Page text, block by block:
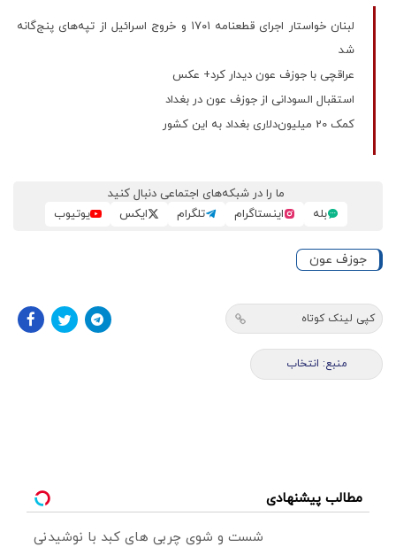
لبنان خواستار اجرای قطعنامه ۱۷۰۱ و خروج اسرائیل از تپه‌های پنج‌گانه
شد
عراقچی با جوزف عون دیدار کرد+ عکس
استقبال السودانی از جوزف عون در بغداد
کمک 20 میلیون‌دلاری بغداد به این کشور
ما را در شبکه‌های اجتماعی دنبال کنید
بله
اینستاگرام تلگرام ایکس یوتیوب
جوزف عون
کپی لینک کوتاه
منبع: انتخاب
مطالب پیشنهادی
شست و شوی چربی های کبد با نوشیدنی